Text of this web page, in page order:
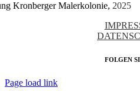
Kronberger Malerkolonie, 2025
FOLGEN
Page load link